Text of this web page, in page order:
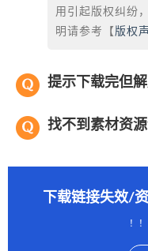
用引起版权纠纷
明请参考【 版权
提示下载完但
找不到素材资
下载链接失效/
！